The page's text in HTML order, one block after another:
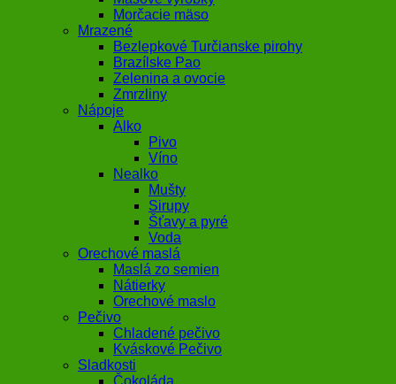
Morčacie mäso
Mrazené
Bezlepkové Turčianske pirohy
Brazílske Pao
Zelenina a ovocie
Zmrzliny
Nápoje
Alko
Pivo
Víno
Nealko
Mušty
Sirupy
Šťavy a pyré
Voda
Orechové maslá
Maslá zo semien
Nátierky
Orechové maslo
Pečivo
Chladené pečivo
Kváskové Pečivo
Sladkosti
Čokoláda